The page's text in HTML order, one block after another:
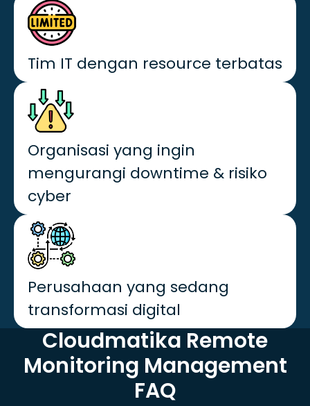
Tim IT dengan resource terbatas
Organisasi yang ingin
mengurangi downtime & risiko
cyber
Perusahaan yang sedang
transformasi digital
Cloudmatika Remote
Monitoring Management
FAQ